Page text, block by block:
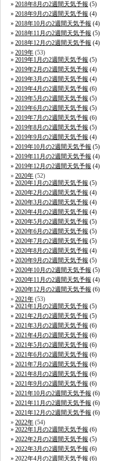
2018年8月の2週間天気予報 (5)
2018年9月の2週間天気予報 (4)
2018年10月の2週間天気予報 (4)
2018年11月の2週間天気予報 (5)
2018年12月の2週間天気予報 (4)
2019年 (53)
2019年1月の2週間天気予報 (5)
2019年2月の2週間天気予報 (4)
2019年3月の2週間天気予報 (4)
2019年4月の2週間天気予報 (6)
2019年5月の2週間天気予報 (5)
2019年6月の2週間天気予報 (5)
2019年7月の2週間天気予報 (6)
2019年8月の2週間天気予報 (5)
2019年9月の2週間天気予報 (4)
2019年10月の2週間天気予報 (5)
2019年11月の2週間天気予報 (4)
2019年12月の2週間天気予報 (4)
2020年 (52)
2020年1月の2週間天気予報 (5)
2020年2月の2週間天気予報 (4)
2020年3月の2週間天気予報 (4)
2020年4月の2週間天気予報 (4)
2020年5月の2週間天気予報 (5)
2020年6月の2週間天気予報 (5)
2020年7月の2週間天気予報 (5)
2020年8月の2週間天気予報 (4)
2020年9月の2週間天気予報 (5)
2020年10月の2週間天気予報 (5)
2020年11月の2週間天気予報 (4)
2020年12月の2週間天気予報 (6)
2021年 (53)
2021年1月の2週間天気予報 (5)
2021年2月の2週間天気予報 (5)
2021年3月の2週間天気予報 (6)
2021年4月の2週間天気予報 (6)
2021年5月の2週間天気予報 (6)
2021年6月の2週間天気予報 (6)
2021年7月の2週間天気予報 (6)
2021年8月の2週間天気予報 (6)
2021年9月の2週間天気予報 (6)
2021年10月の2週間天気予報 (6)
2021年11月の2週間天気予報 (6)
2021年12月の2週間天気予報 (6)
2022年 (54)
2022年1月の2週間天気予報 (6)
2022年2月の2週間天気予報 (5)
2022年3月の2週間天気予報 (6)
2022年4月の2週間天気予報 (6)